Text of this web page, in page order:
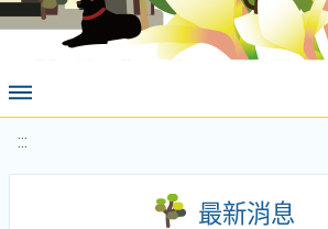
:::
最新消息